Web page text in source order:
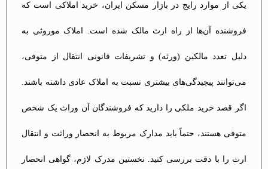
یکی از موارد رایج در بازار مسکن ایران، خرید املاکی است که
فروشنده آن‌ها از راه ارث مالک شده است. املاک موروثی به
دلیل تعدد مالکین (ورثه) و تشریفات قانونی انتقال از متوفی،
می‌توانند پیچیدگی‌های بیشتری نسبت به املاک عادی داشته باشند.
اگر قصد خرید ملکی را دارید که فروشندگان آن وراث یک شخص
متوفی هستند، حتماً باید مدارک مربوط به انحصار وراثت و انتقال
ارث را با دقت بررسی کنید. نخستین مدرک لازم، گواهی انحصار